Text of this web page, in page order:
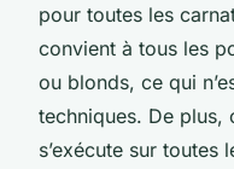
pour toutes les
convient à tous les
ou blonds, ce qui
techniques. De plus,
s’exécute sur toutes